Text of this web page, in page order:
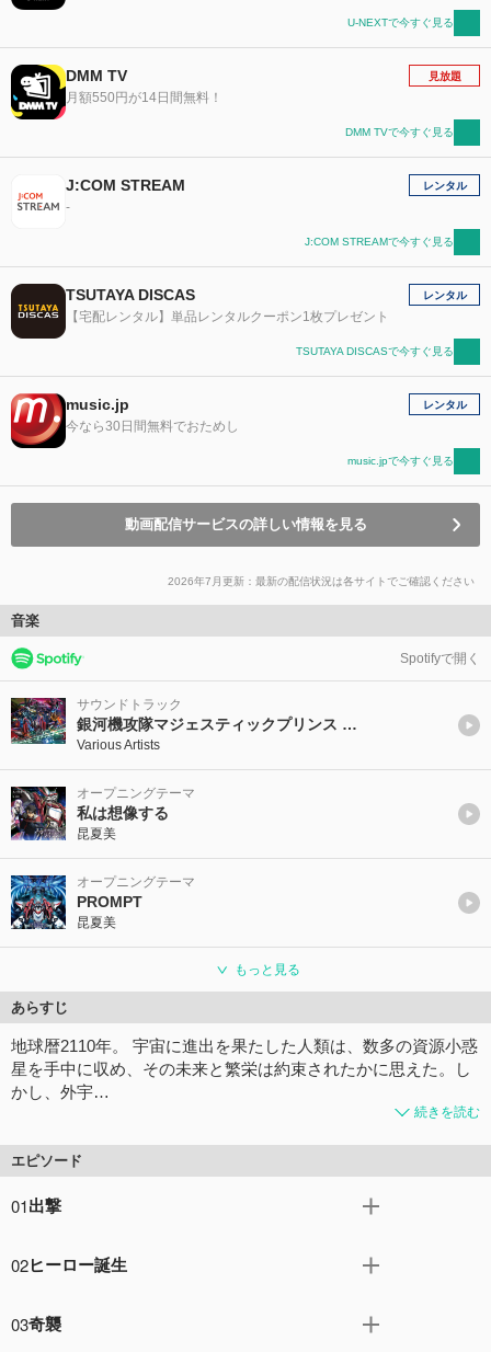
U-NEXTで今すぐ見る
DMM TV
月額550円が14日間無料！
見放題
DMM TVで今すぐ見る
J:COM STREAM
-
レンタル
J:COM STREAMで今すぐ見る
TSUTAYA DISCAS
【宅配レンタル】単品レンタルクーポン1枚プレゼント
レンタル
TSUTAYA DISCASで今すぐ見る
music.jp
今なら30日間無料でおためし
レンタル
music.jpで今すぐ見る
動画配信サービスの詳しい情報を見る
2026年7月更新：最新の配信状況は各サイトでご確認ください
音楽
Spotifyで開く
サウンドトラック
銀河機攻隊マジェスティックプリンス CD-BOX
Various Artists
オープニングテーマ
私は想像する
昆夏美
オープニングテーマ
PROMPT
昆夏美
もっと見る
あらすじ
地球暦2110年。 宇宙に進出を果たした人類は、数多の資源小惑
星を手中に収め、その未来と繁栄は約束されたかに思えた。し
かし、外宇…
続きを読む
エピソード
01出撃
は、個人の能力は抜群だが、チームワークがザンネンな問
撃要請が下る。初の実戦で撤退戦を命じられ緊張を隠せな
02ヒーロー誕生
「マジェスティック・プリンス」と呼び始める。そんな彼
03奇襲